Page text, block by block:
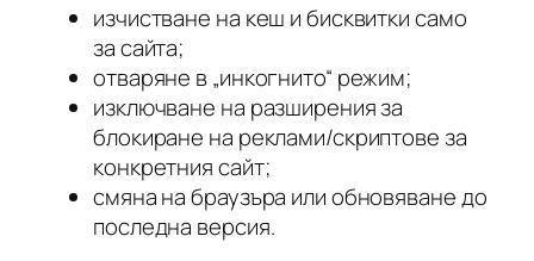
изчистване на кеш и бисквитки само
за сайта;
отваряне в „инкогнито“ режим;
изключване на разширения за
блокиране на реклами/скриптове за
конкретния сайт;
смяна на браузъра или обновяване до
последна версия.